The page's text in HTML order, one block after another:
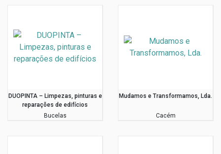
DUOPINTA – Limpezas, pinturas e
reparações de edifícios
Bucelas
Mudamos e Transformamos, Lda.
Cacém